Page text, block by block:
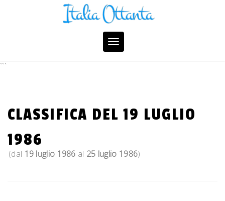
Toggle
navigation
```
CLASSIFICA DEL 19 LUGLIO
1986
(dal 19 luglio 1986 al 25 luglio 1986)